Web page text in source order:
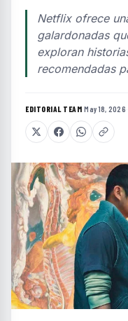
Netflix ofrece
galardonadas
exploran
recomendadas
EDITORIAL TEAM·May 18, 2026·